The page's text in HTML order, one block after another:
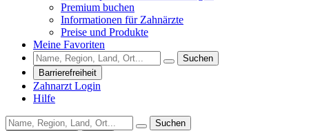
Premium buchen
Informationen für Zahnärzte
Preise und Produkte
Meine Favoriten
Suchen
Barrierefreiheit
Zahnarzt Login
Hilfe
Suchen